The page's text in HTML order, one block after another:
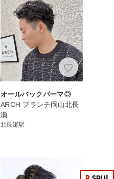
オールバックパーマ◎
ARCH ブランチ岡山北長
瀬
北長瀬駅